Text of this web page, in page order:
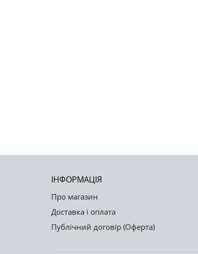
ІНФОРМАЦІЯ
Про магазин
Доставка і оплата
Публічний договір (Оферта)